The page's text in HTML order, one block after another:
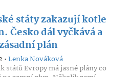
státy zakazují kotle
Česko dál vyčkává a
plán
•Lenka Nováková
států Evropy má jasné plány co